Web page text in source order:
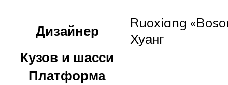
Дизайнер
Ruoxiang
Хуанг
Кузов и шасси
Платформа